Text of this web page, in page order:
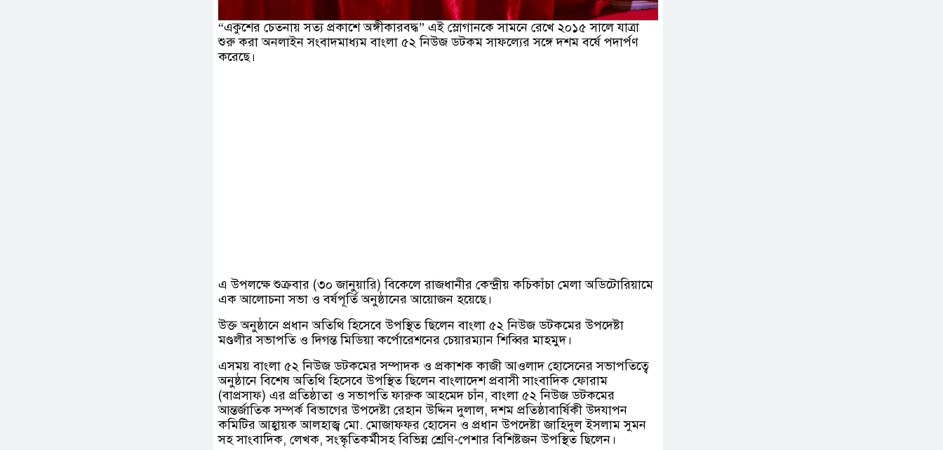
“একুশের চেতনায় সত্য প্রকাশে অঙ্গীকারবদ্ধ” এই স্লোগানকে সামনে রেখে ২০১৫ সালে যাত্রা
শুরু করা অনলাইন সংবাদমাধ্যম বাংলা ৫২ নিউজ ডটকম সাফল্যের সঙ্গে দশম বর্ষে পদার্পণ
করেছে।
এ উপলক্ষে শুক্রবার (৩০ জানুয়ারি) বিকেলে রাজধানীর কেন্দ্রীয় কচিকাঁচা মেলা অডিটোরিয়ামে
এক আলোচনা সভা ও বর্ষপূর্তি অনুষ্ঠানের আয়োজন হয়েছে।
উক্ত অনুষ্ঠানে প্রধান অতিথি হিসেবে উপস্থিত ছিলেন বাংলা ৫২ নিউজ ডটকমের উপদেষ্টা
মণ্ডলীর সভাপতি ও দিগন্ত মিডিয়া কর্পোরেশনের চেয়ারম্যান শিব্বির মাহমুদ।
এসময় বাংলা ৫২ নিউজ ডটকমের সম্পাদক ও প্রকাশক কাজী আওলাদ হোসেনের সভাপতিত্বে
অনুষ্ঠানে বিশেষ অতিথি হিসেবে উপস্থিত ছিলেন বাংলাদেশ প্রবাসী সাংবাদিক ফোরাম
(বাপ্রসাফ) এর প্রতিষ্ঠাতা ও সভাপতি ফারুক আহমেদ চাঁন, বাংলা ৫২ নিউজ ডটকমের
আন্তর্জাতিক সম্পর্ক বিভাগের উপদেষ্টা রেহান উদ্দিন দুলাল, দশম প্রতিষ্ঠাবার্ষিকী উদযাপন
কমিটির আহ্বায়ক আলহাজ্ব মো. মোজাফফর হোসেন ও প্রধান উপদেষ্টা জাহিদুল ইসলাম সুমন
সহ সাংবাদিক, লেখক, সংস্কৃতিকর্মীসহ বিভিন্ন শ্রেণি-পেশার বিশিষ্টজন উপস্থিত ছিলেন।